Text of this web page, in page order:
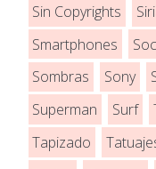
Sin Copyrights
Smartphones
Sombras
Sony
Superman
Surf
Tapizado